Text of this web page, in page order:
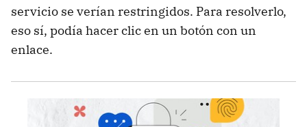
servicio se verían restringidos. Para resolverlo,
eso sí, podía hacer clic en un botón con un
enlace.